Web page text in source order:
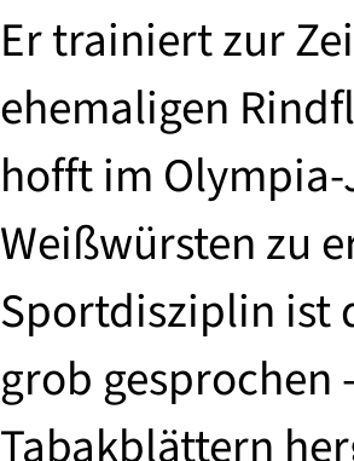
Er trainiert zur
ehemaligen
hofft im Olympia-
Weißwürsten zu
Sportdisziplin ist
grob gesprochen